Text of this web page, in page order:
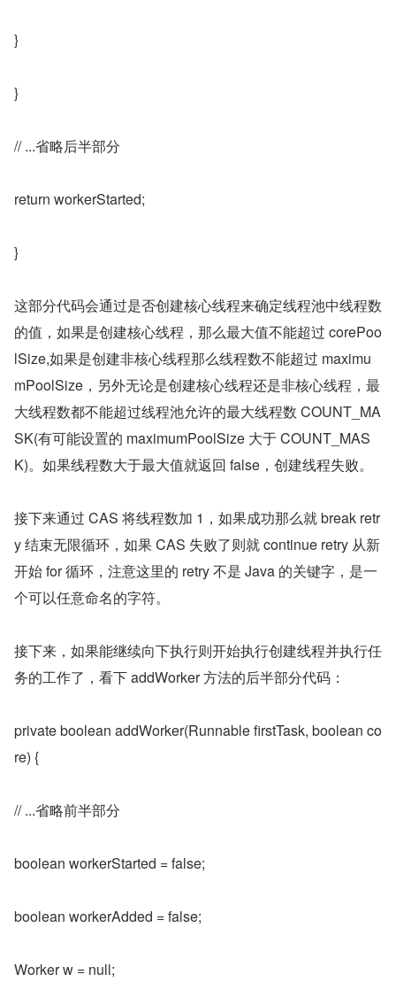
}
}
// ...省略后半部分
return workerStarted;
}
这部分代码会通过是否创建核心线程来确定线程池中线程数
的值，如果是创建核心线程，那么最大值不能超过 corePoo
lSize,如果是创建非核心线程那么线程数不能超过 maximu
mPoolSize，另外无论是创建核心线程还是非核心线程，最
大线程数都不能超过线程池允许的最大线程数 COUNT_MA
SK(有可能设置的 maximumPoolSize 大于 COUNT_MAS
K)。如果线程数大于最大值就返回 false，创建线程失败。
接下来通过 CAS 将线程数加 1，如果成功那么就 break retr
y 结束无限循环，如果 CAS 失败了则就 continue retry 从新
开始 for 循环，注意这里的 retry 不是 Java 的关键字，是一
个可以任意命名的字符。
接下来，如果能继续向下执行则开始执行创建线程并执行任
务的工作了，看下 addWorker 方法的后半部分代码：
private boolean addWorker(Runnable firstTask, boolean co
re) {
// ...省略前半部分
boolean workerStarted = false;
boolean workerAdded = false;
Worker w = null;